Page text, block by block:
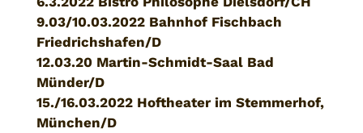
9.03/10.03.2022 Bahnhof Fischbach
Friedrichshafen/D
12.03.20 Martin-Schmidt-Saal Bad
Münder/D
15./16.03.2022 Hoftheater im Stemmerhof,
München/D